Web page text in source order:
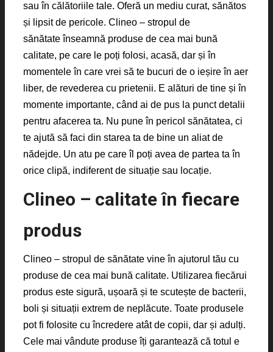
sau în călătoriile tale. Oferă un mediu curat, sănătos
și lipsit de pericole. Clineo – stropul de
sănătate înseamnă produse de cea mai bună
calitate, pe care le poți folosi, acasă, dar și în
momentele în care vrei să te bucuri de o ieșire în aer
liber, de revederea cu prietenii. E alături de tine și în
momente importante, când ai de pus la punct detalii
pentru afacerea ta. Nu pune în pericol sănătatea, ci
te ajută să faci din starea ta de bine un aliat de
nădejde. Un atu pe care îl poți avea de partea ta în
orice clipă, indiferent de situație sau locație.
Clineo – calitate în fiecare
produs
Clineo – stropul de sănătate vine în ajutorul tău cu
produse de cea mai bună calitate. Utilizarea fiecărui
produs este sigură, ușoară și te scutește de bacterii,
boli și situații extrem de neplăcute. Toate produsele
pot fi folosite cu încredere atât de copii, dar și adulți.
Cele mai vândute produse îți garantează că totul e